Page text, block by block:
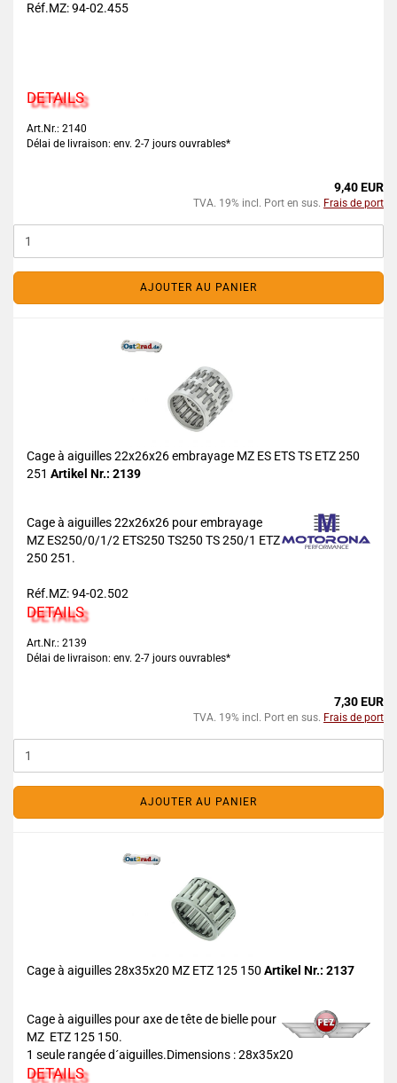
Réf.MZ: 94-02.455
DETAILS
Art.Nr.: 2140
Délai de livraison: env. 2-7 jours ouvrables*
9,40 EUR
TVA. 19% incl. Port en sus. Frais de port
AJOUTER AU PANIER
Cage à aiguilles 22x26x26 embrayage MZ ES ETS TS ETZ 250
251 Artikel Nr.: 2139
Cage à aiguilles 22x26x26 pour embrayage
MZ ES250/0/1/2 ETS250 TS250 TS 250/1 ETZ
250 251.
Réf.MZ: 94-02.502
DETAILS
Art.Nr.: 2139
Délai de livraison: env. 2-7 jours ouvrables*
7,30 EUR
TVA. 19% incl. Port en sus. Frais de port
AJOUTER AU PANIER
Cage à aiguilles 28x35x20 MZ ETZ 125 150 Artikel Nr.: 2137
Cage à aiguilles pour axe de tête de bielle pour
MZ ETZ 125 150.
1 seule rangée d´aiguilles.Dimensions : 28x35x20
DETAILS